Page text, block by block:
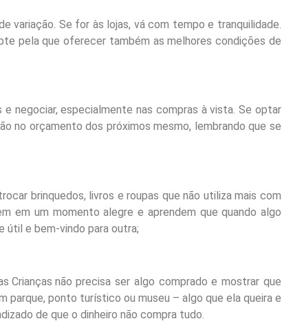
variação. Se for às lojas, vá com tempo e tranquilidade.
pela que oferecer também as melhores condições de
negociar, especialmente nas compras à vista. Se optar
no orçamento dos próximos mesmo, lembrando que se
brinquedos, livros e roupas que não utiliza mais com
em um momento alegre e aprendem que quando algo
útil e bem-vindo para outra;
Crianças não precisa ser algo comprado e mostrar que
parque, ponto turístico ou museu – algo que ela queira e
de que o dinheiro não compra tudo.